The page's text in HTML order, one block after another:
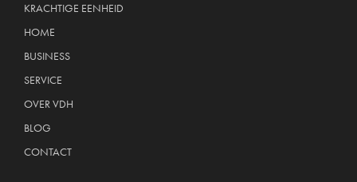
KRACHTIGE EENHEID
HOME
BUSINESS
SERVICE
OVER VDH
BLOG
CONTACT